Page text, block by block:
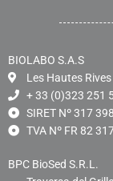
BIOLABO S.A.S
Les Hautes
+ 33 (0)323 251
SIRET Nº 317
TVA Nº FR 82
BPC BioSed S.R.L.